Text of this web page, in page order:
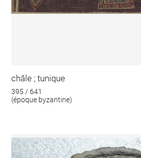
châle ; tunique
395 / 641
(époque byzantine)